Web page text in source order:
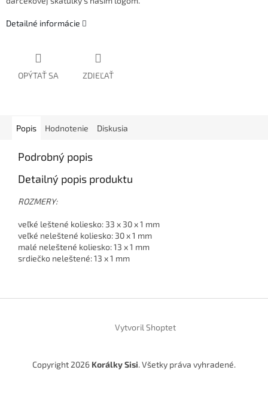
Detailné informácie
OPÝTAŤ SA ZDIEĽAŤ
Popis Hodnotenie Diskusia
Podrobný popis
Detailný popis produktu
ROZMERY:
veľké leštené koliesko: 33 x 30 x 1 mm
veľké neleštené koliesko: 30 x 1 mm
malé neleštené koliesko: 13 x 1 mm
srdiečko neleštené: 13 x 1 mm
Vytvoril Shoptet
Copyright 2026 Korálky Sisi. Všetky práva vyhradené.